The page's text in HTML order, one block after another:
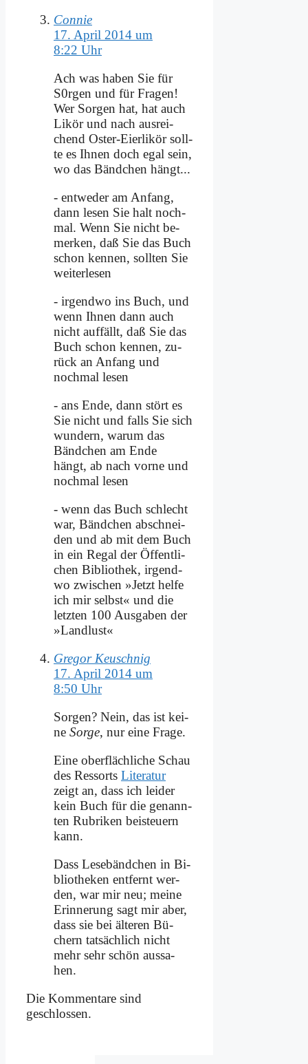
Connie
17. April 2014 um
8:22 Uhr
Ach was ha­ben Sie für
S0rgen und für Fra­gen!
Wer Sor­gen hat, hat auch
Li­kör und nach aus­rei­
chend Oster-Ei­er­li­kör soll­
te es Ih­nen doch egal sein,
wo das Bänd­chen hängt...
- ent­we­der am An­fang,
dann le­sen Sie halt noch­
mal. Wenn Sie nicht be­
mer­ken, daß Sie das Buch
schon ken­nen, soll­ten Sie
wei­ter­le­sen
- ir­gend­wo ins Buch, und
wenn Ih­nen dann auch
nicht auf­fällt, daß Sie das
Buch schon ken­nen, zu­
rück an An­fang und
noch­mal le­sen
- ans En­de, dann stört es
Sie nicht und falls Sie sich
wun­dern, war­um das
Bänd­chen am En­de
hängt, ab nach vor­ne und
noch­mal le­sen
- wenn das Buch schlecht
war, Bänd­chen ab­schnei­
den und ab mit dem Buch
in ein Re­gal der Öf­fent­li­
chen Bi­blio­thek, ir­gend­
wo zwi­schen »Jetzt hel­fe
ich mir selbst« und die
letz­ten 100 Aus­ga­ben der
»Land­lust«
Gregor Keuschnig
17. April 2014 um
8:50 Uhr
Sor­gen? Nein, das ist kei­
ne Sor­ge, nur ei­ne Fra­ge.
Ei­ne ober­fläch­li­che Schau
des Res­sorts Li­te­ra­tur
zeigt an, dass ich lei­der
kein Buch für die ge­nann­
ten Ru­bri­ken bei­steu­ern
kann.
Dass Le­se­bänd­chen in Bi­
blio­the­ken ent­fernt wer­
den, war mir neu; mei­ne
Er­in­ne­rung sagt mir aber,
dass sie bei äl­te­ren Bü­
chern tat­säch­lich nicht
mehr sehr schön aus­sa­
hen.
Die Kommentare sind
geschlossen.